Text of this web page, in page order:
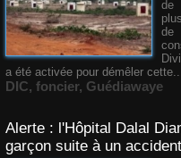
de
de
a été activée pour démêler cette...
DIC, foncier, Guédiawaye
Alerte : l'Hôpital Dalal
garçon suite à un